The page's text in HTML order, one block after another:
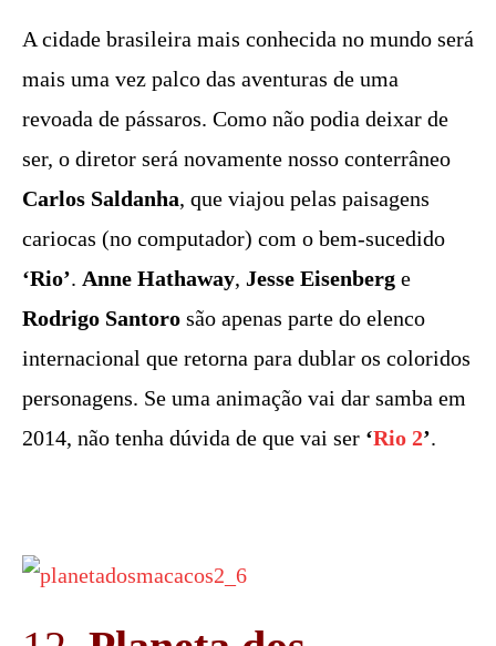
A cidade brasileira mais conhecida no mundo será
mais uma vez palco das aventuras de uma
revoada de pássaros. Como não podia deixar de
ser, o diretor será novamente nosso conterrâneo
Carlos Saldanha, que viajou pelas paisagens
cariocas (no computador) com o bem-sucedido
‘Rio’. Anne Hathaway, Jesse Eisenberg e
Rodrigo Santoro são apenas parte do elenco
internacional que retorna para dublar os coloridos
personagens. Se uma animação vai dar samba em
2014, não tenha dúvida de que vai ser ‘Rio 2’.